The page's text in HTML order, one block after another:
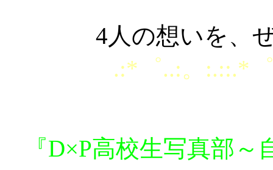
4人の想いを、
.:*゜..:。:.::.*
『D×P高校生写真部